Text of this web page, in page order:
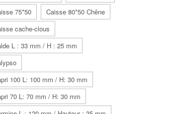
75*50
Caisse 80*50 Chêne
cache-clous
L : 33 mm / H : 25 mm
100 L: 100 mm / H: 30 mm
70 L: 70 mm / H: 30 mm